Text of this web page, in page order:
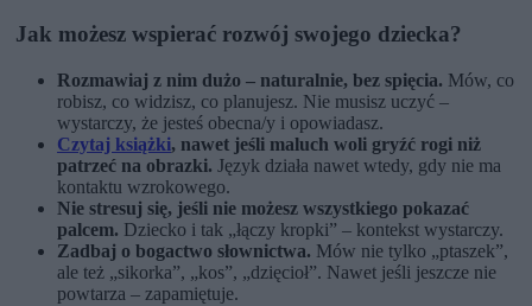
Jak możesz wspierać rozwój swojego dziecka?
Rozmawiaj z nim dużo – naturalnie, bez spięcia. Mów, co
robisz, co widzisz, co planujesz. Nie musisz uczyć –
wystarczy, że jesteś obecna/y i opowiadasz.
Czytaj książki, nawet jeśli maluch woli gryźć rogi niż
patrzeć na obrazki. Język działa nawet wtedy, gdy nie ma
kontaktu wzrokowego.
Nie stresuj się, jeśli nie możesz wszystkiego pokazać
palcem. Dziecko i tak „łączy kropki” – kontekst wystarczy.
Zadbaj o bogactwo słownictwa. Mów nie tylko „ptaszek”,
ale też „sikorka”, „kos”, „dzięcioł”. Nawet jeśli jeszcze nie
powtarza – zapamiętuje.